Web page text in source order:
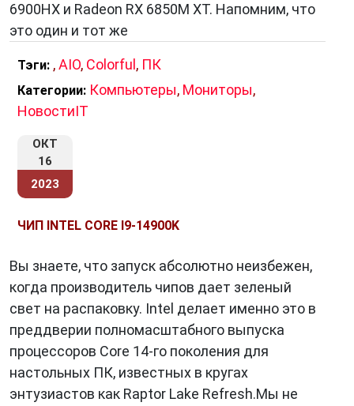
6900HX и Radeon RX 6850M XT. Напомним, что
это один и тот же
Тэги: ,AIO, Colorful , ПК
Категории: Компьютеры, Мониторы,
НовостиIT
ОКТ
16
2023
ЧИП INTEL CORE I9-14900K
Вы знаете, что запуск абсолютно неизбежен,
когда производитель чипов дает зеленый
свет на распаковку. Intel делает именно это в
преддверии полномасштабного выпуска
процессоров Core 14-го поколения для
настольных ПК, известных в кругах
энтузиастов как Raptor Lake Refresh.Мы не